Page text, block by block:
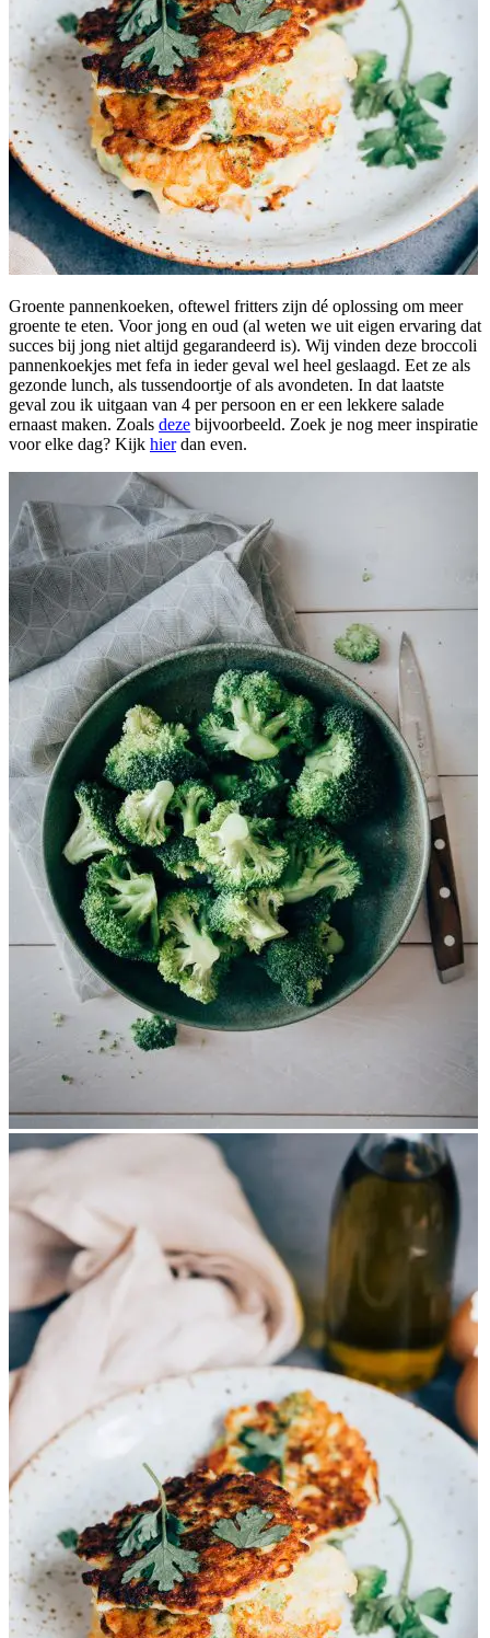
Groente pannenkoeken, oftewel fritters zijn dé oplossing om meer
groente te eten. Voor jong en oud (al weten we uit eigen ervaring dat
succes bij jong niet altijd gegarandeerd is). Wij vinden deze broccoli
pannenkoekjes met fefa in ieder geval wel heel geslaagd. Eet ze als
gezonde lunch, als tussendoortje of als avondeten. In dat laatste
geval zou ik uitgaan van 4 per persoon en er een lekkere salade
ernaast maken. Zoals deze bijvoorbeeld. Zoek je nog meer inspiratie
voor elke dag? Kijk hierdan even.